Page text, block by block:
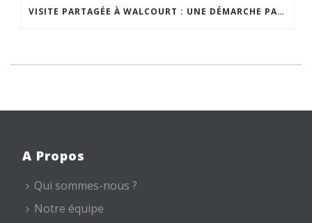
VISITE PARTAGÉE À WALCOURT : UNE DÉMARCHE PARTICIPATIVE ANIMÉE PAR ESPACE ENVIRONNEMENT
A Propos
Qui sommes-nous ?
Notre équipe